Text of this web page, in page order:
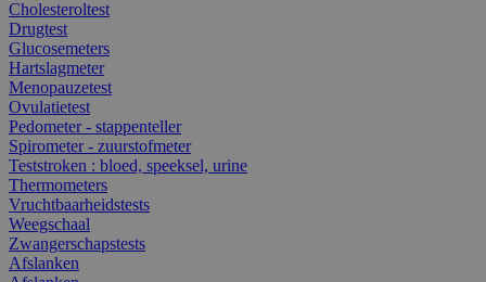
Cholesteroltest
Drugtest
Glucosemeters
Hartslagmeter
Menopauzetest
Ovulatietest
Pedometer - stappenteller
Spirometer - zuurstofmeter
Teststroken : bloed, speeksel, urine
Thermometers
Vruchtbaarheidstests
Weegschaal
Zwangerschapstests
Afslanken